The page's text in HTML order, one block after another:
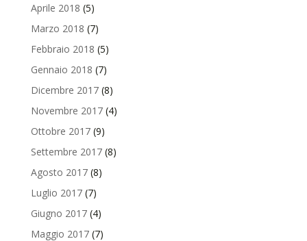
Aprile 2018 (5)
Marzo 2018 (7)
Febbraio 2018 (5)
Gennaio 2018 (7)
Dicembre 2017(8)
Novembre 2017(4)
Ottobre 2017(9)
Settembre 2017(8)
Agosto 2017(8)
Luglio 2017(7)
Giugno 2017(4)
Maggio 2017(7)